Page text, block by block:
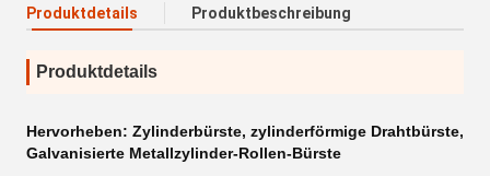
Produktdetails Produktbeschreibung
Produktdetails
Hervorheben: Zylinderbürste, zylinderförmige Drahtbürste,
Galvanisierte Metallzylinder-Rollen-Bürste